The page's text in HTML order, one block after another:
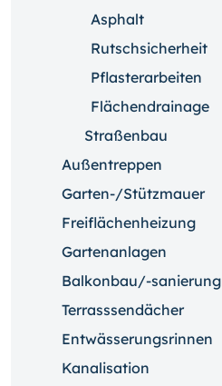
Asphalt
Rutschsicherheit
Pflasterarbeiten
Flächendrainage
Straßenbau
Außentreppen
Garten-/Stützmauer
Freiflächenheizung
Gartenanlagen
Balkonbau/-sanierung
Terrasssendächer
Entwässerungsrinnen
Kanalisation